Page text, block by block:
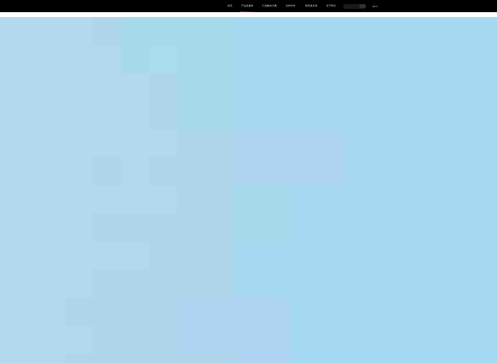
首页 产品及服务 行业解决方案 合作伙伴 投资者关系 关于我们 中EN